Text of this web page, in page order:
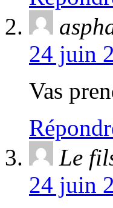
24 juin
Vas
Le
24 juin